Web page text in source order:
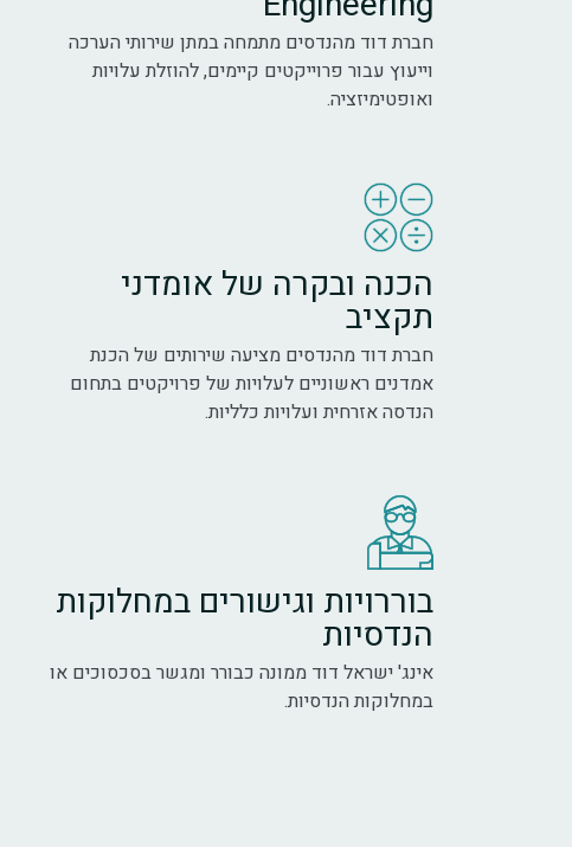
חברת דוד מהנדסים מתמחה במתן שירותי הערכה
וייעוץ עבור פרוייקטים קיימים, להוזלת עלויות
ואופטימיזציה.
הכנה ובקרה של אומדני
תקציב
חברת דוד מהנדסים מציעה שירותים של הכנת
אמדנים ראשוניים לעלויות של פרויקטים בתחום
הנדסה אזרחית ועלויות כלליות.
בוררויות וגישורים במחלוקות
הנדסיות
אינג' ישראל דוד ממונה כבורר ומגשר בסכסוכים או
במחלוקות הנדסיות.